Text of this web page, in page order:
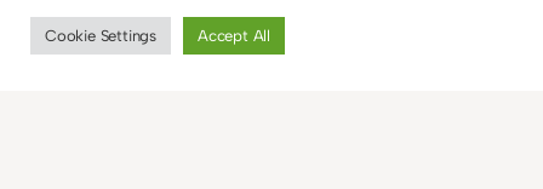
Cookie Settings Accept All